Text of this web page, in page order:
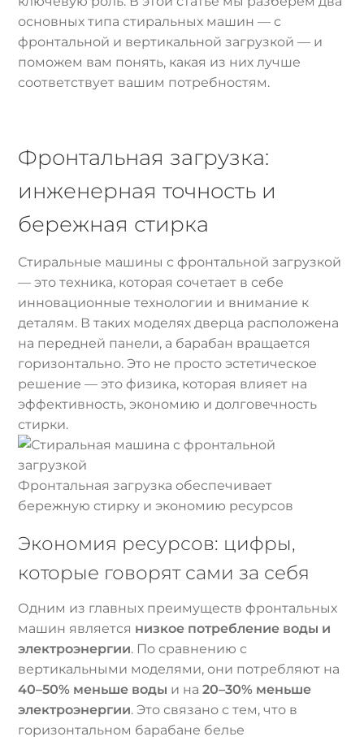
основных типа стиральных машин — с
фронтальной и вертикальной загрузкой — и
поможем вам понять, какая из них лучше
соответствует вашим потребностям.
Фронтальная загрузка:
инженерная точность и
бережная стирка
Стиральные машины с фронтальной загрузкой
— это техника, которая сочетает в себе
инновационные технологии и внимание к
деталям. В таких моделях дверца расположена
на передней панели, а барабан вращается
горизонтально. Это не просто эстетическое
решение — это физика, которая влияет на
эффективность, экономию и долговечность
стирки.
Фронтальная загрузка обеспечивает
бережную стирку и экономию ресурсов
Экономия ресурсов: цифры,
которые говорят сами за себя
Одним из главных преимуществ фронтальных
машин является низкое потребление воды и
электроэнергии. По сравнению с
вертикальными моделями, они потребляют на
40–50% меньше воды и на20–30% меньше
электроэнергии. Это связано с тем, что в
горизонтальном барабане белье